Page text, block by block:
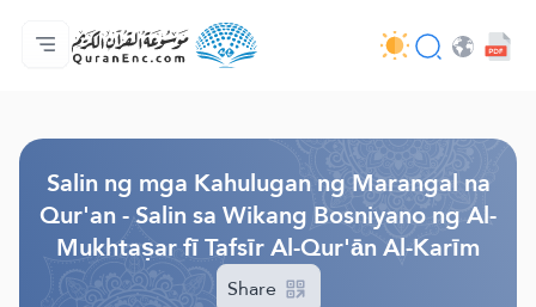
Ang Pangunahin
Indise ng mga Salin
Audio
Mga Serbisyo ng mga Developer - API
Tungkol
makipag-ugnayan sa amin
Ang Wika
Salin ng mga Kahulugan ng Marangal na
Qur'an - Salin sa Wikang Bosniyano ng Al-
Mukhtaṣar fī Tafsīr Al-Qur'ān Al-Karīm
Share